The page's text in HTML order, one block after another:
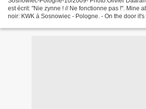
est écrit: "Nie zynne ! // Ne fonctionne pas !". Mine
noir: KWK à Sosnowiec - Pologne. - On the door it's